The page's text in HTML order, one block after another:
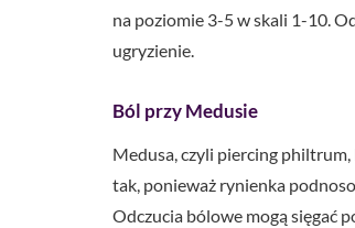
na poziomie 3-5 w skali 1-10.
ugryzienie.
Ból przy Medusie
Medusa, czyli piercing
tak, ponieważ rynienka
Odczucia bólowe mogą sięgać